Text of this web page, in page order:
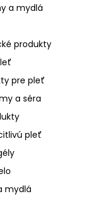
a mydlá
produkty
pre pleť
a séra
pleť
mydlá